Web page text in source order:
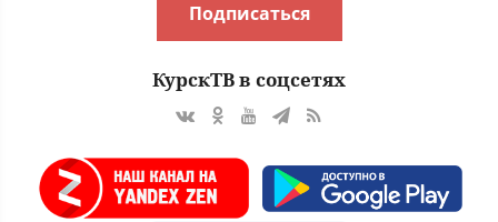
Подписаться
КурскТВ в соцсетях